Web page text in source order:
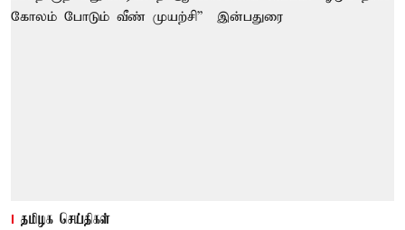
தமிழக செய்திகள்